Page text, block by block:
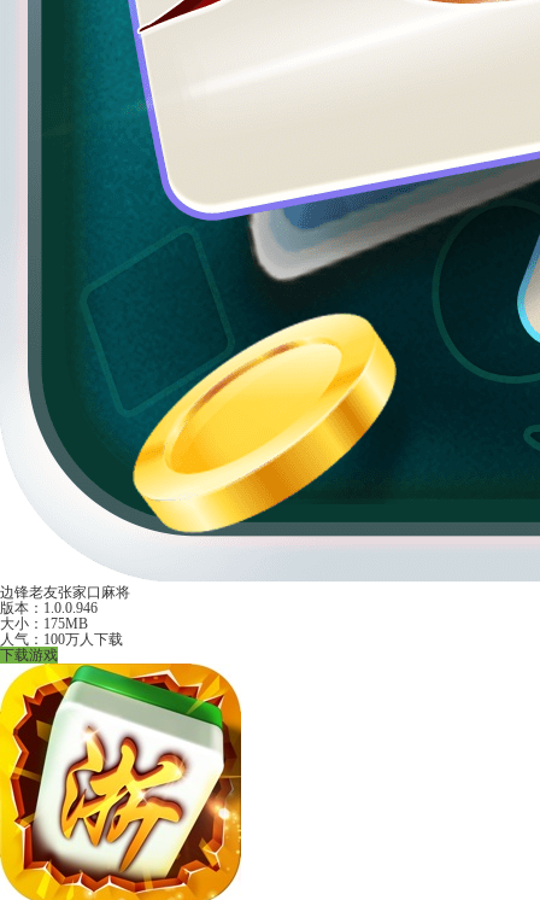
边锋老友张家口麻将
版本：1.0.0.946
大小：175MB
人气：100万人下载
下载游戏